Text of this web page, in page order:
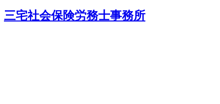
三宅社会保険労務士事務所